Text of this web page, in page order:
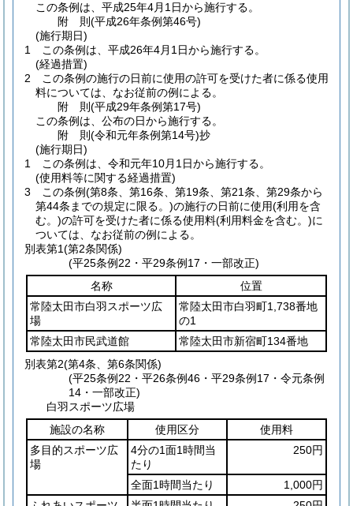
この条例は、平成25年4月1日から施行する。
附 則(平成26年条例第46号)
(施行期日)
1
この条例は、平成26年4月1日から施行する。
(経過措置)
2
この条例の施行の日前に使用の許可を受けた者に係る使用
料については、なお従前の例による。
附 則(平成29年条例第17号)
この条例は、公布の日から施行する。
附 則(令和元年条例第14号)抄
(施行期日)
1
この条例は、令和元年10月1日から施行する。
(使用料等に関する経過措置)
3
この条例(第8条、第16条、第19条、第21条、第29条から
第44条までの規定に限る。)の施行の日前に使用(利用を含
む。)の許可を受けた者に係る使用料(利用料金を含む。)に
ついては、なお従前の例による。
別表第1(第2条関係)
(平25条例22・平29条例17・一部改正)
名称
位置
常陸太田市白羽スポーツ広
場
常陸太田市白羽町1,738番地
の1
常陸太田市民武道館
常陸太田市新宿町134番地
別表第2(第4条、第6条関係)
(平25条例22・平26条例46・平29条例17・令元条例
14・一部改正)
白羽スポーツ広場
施設の名称
使用区分
使用料
多目的スポーツ広
場
4分の1面1時間当
たり
250円
全面1時間当たり
1,000円